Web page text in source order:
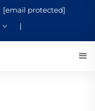
[email protected]